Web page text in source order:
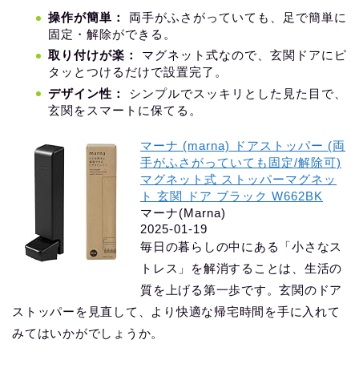
操作が簡単：
両手がふさがっていても、足で簡単に
固定・解除ができる。
取り付けが楽：
マグネット式なので、玄関ドアにピ
タッとつけるだけで設置完了。
デザイン性：
シンプルでスッキリとした見た目で、
玄関をスマートに保てる。
マーナ (marna) ドアストッパー (両
手がふさがっていても固定/解除可)
マグネット式 ストッパーマグネッ
ト 玄関 ドア ブラック W662BK
マーナ(Marna)
2025-01-19
毎日の暮らしの中にある「小さなス
トレス」を解消することは、生活の
質を上げる第一歩です。玄関のドア
ストッパーを見直して、より快適な帰宅時間を手に入れて
みてはいかがでしょうか。